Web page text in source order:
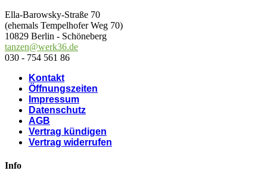
Ella-Barowsky-Straße 70
(ehemals Tempelhofer Weg 70)
10829 Berlin - Schöneberg
tanzen@werk36.de
030 - 754 561 86
Kontakt
Öffnungszeiten
Impressum
Datenschutz
AGB
Vertrag kündigen
Vertrag widerrufen
Info